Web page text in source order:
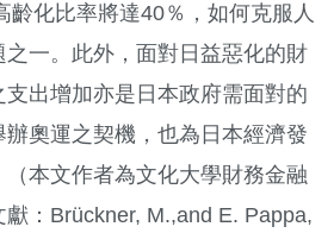
齡化比率將達40％， 如何克服人
之一。 此外 ， 面對日益惡化的財
支出增加亦是日本政府需面對的
辦奧運之契機 ， 也為日本經濟發
（本文作者為文化大學財務金融
獻 ： Brückner, M.,and E. Pappa,